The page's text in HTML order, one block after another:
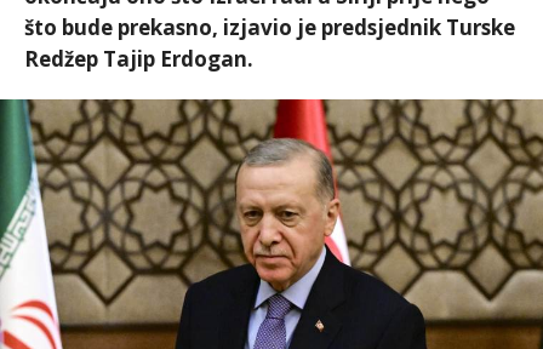
što bude prekasno, izjavio je predsjednik Turske
Redžep Tajip Erdogan.